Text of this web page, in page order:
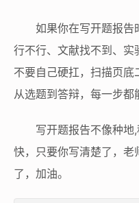
如果你在写开题报告
行不行、文献找不到、实
不要自己硬扛，扫描页底
从选题到答辩，每一步都
写开题报告不像种地
快，只要你写清楚了，
了，加油。